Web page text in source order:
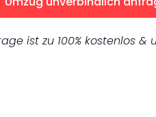
ist zu 100% kostenlos &